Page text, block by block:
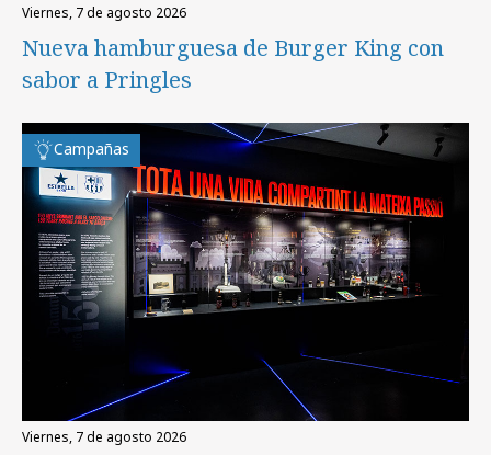
viernes, 7 de agosto 2026
Nueva hamburguesa de Burger King con
sabor a Pringles
Campañas
viernes, 7 de agosto 2026